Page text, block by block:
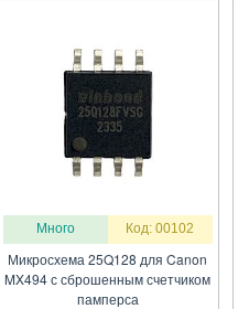
Много Код: 00102
Микросхема 25Q128 для Canon
MX494 с сброшенным счетчиком
памперса